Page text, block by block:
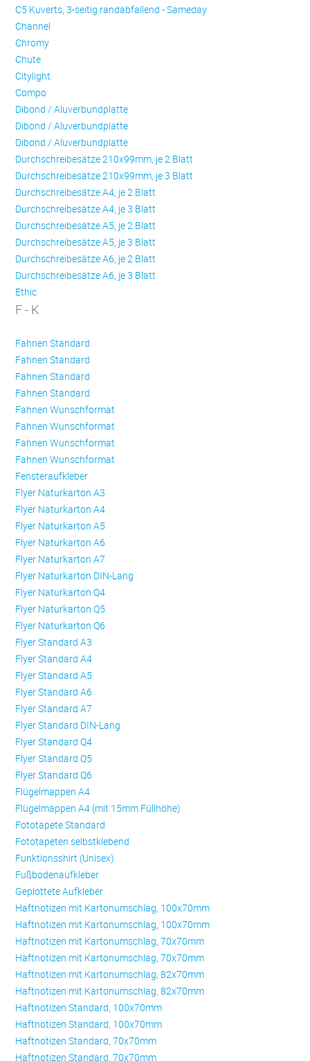
C5 Kuverts, 3-seitig randabfallend - Sameday
Channel
Chromy
Chute
Citylight
Compo
Dibond / Aluverbundplatte
Dibond / Aluverbundplatte
Dibond / Aluverbundplatte
Durchschreibesätze 210x99mm, je 2 Blatt
Durchschreibesätze 210x99mm, je 3 Blatt
Durchschreibesätze A4, je 2 Blatt
Durchschreibesätze A4, je 3 Blatt
Durchschreibesätze A5, je 2 Blatt
Durchschreibesätze A5, je 3 Blatt
Durchschreibesätze A6, je 2 Blatt
Durchschreibesätze A6, je 3 Blatt
Ethic
F - K
Fahnen Standard
Fahnen Standard
Fahnen Standard
Fahnen Standard
Fahnen Wunschformat
Fahnen Wunschformat
Fahnen Wunschformat
Fahnen Wunschformat
Fensteraufkleber
Flyer Naturkarton A3
Flyer Naturkarton A4
Flyer Naturkarton A5
Flyer Naturkarton A6
Flyer Naturkarton A7
Flyer Naturkarton DIN-Lang
Flyer Naturkarton Q4
Flyer Naturkarton Q5
Flyer Naturkarton Q6
Flyer Standard A3
Flyer Standard A4
Flyer Standard A5
Flyer Standard A6
Flyer Standard A7
Flyer Standard DIN-Lang
Flyer Standard Q4
Flyer Standard Q5
Flyer Standard Q6
Flügelmappen A4
Flügelmappen A4 (mit 15mm Füllhöhe)
Fototapete Standard
Fototapeten selbstklebend
Funktionsshirt (Unisex)
Fußbodenaufkleber
Geplottete Aufkleber
Haftnotizen mit Kartonumschlag, 100x70mm
Haftnotizen mit Kartonumschlag, 100x70mm
Haftnotizen mit Kartonumschlag, 70x70mm
Haftnotizen mit Kartonumschlag, 70x70mm
Haftnotizen mit Kartonumschlag, 82x70mm
Haftnotizen mit Kartonumschlag, 82x70mm
Haftnotizen Standard, 100x70mm
Haftnotizen Standard, 100x70mm
Haftnotizen Standard, 70x70mm
Haftnotizen Standard, 70x70mm